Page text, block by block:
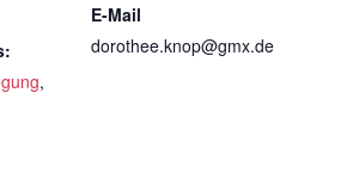
,
E-Mail
dorothee.knop@gmx.de